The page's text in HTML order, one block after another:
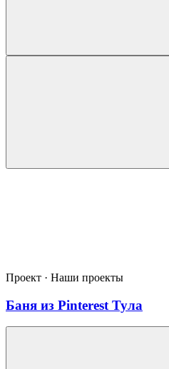
Проект · Наши проекты
Баня из Pinterest Тула